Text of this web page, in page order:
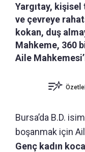
Yargıtay,
ve çevreye
kokan, duş
Mahkeme, 360
Aile
Özetle
Bursa’da B.D.
boşanmak için
Genç kadın